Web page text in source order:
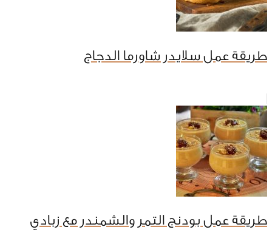
طريقة عمل سلايدر شاورما الدجاج
طريقة عمل بودنج التمر والشمندر مع زبادي